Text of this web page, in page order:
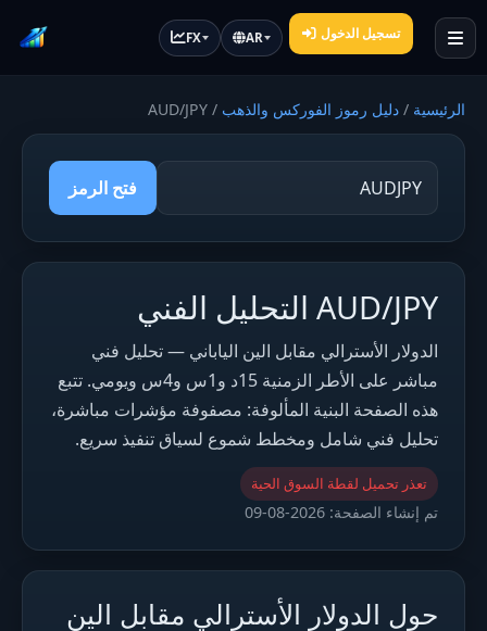
FX AR تسجيل الدخول
الرئيسية / دليل رموز الفوركس والذهب /
AUD/JPY
فتح الرمز
AUD/JPY التحليل الفني
الدولار الأسترالي مقابل الين الياباني — تحليل فني
مباشر على الأطر الزمنية 15د و1س و4س ويومي. تتبع
هذه الصفحة البنية المألوفة: مصفوفة مؤشرات مباشرة،
تحليل فني شامل ومخطط شموع لسياق تنفيذ سريع.
تعذر تحميل لقطة السوق الحية
تم إنشاء الصفحة: 2026-08-09
حول الدولار الأسترالي مقابل الين